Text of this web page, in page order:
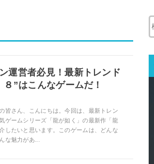
運営者必見！最新トレンド
”はこんなゲームだ！
皆さん、こんにちは。今回は、最新トレン
ゲームシリーズ「龍が如く」の最新作「龍
したいと思います。このゲームは、どんな
な魅力があ...